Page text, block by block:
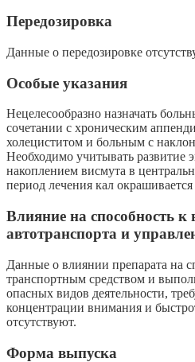
Передозировка
Данные о передозировке
Особые указания
Нецелесообразно назначать
сочетании с хроническим
холециститом и больным с
Необходимо учитывать развитие
накоплением висмута в
период лечения кал
Влияние на способность
автотранспорта и
Данные о влиянии препарата на
транспортным средством и
опасных видов деятельности,
концентрации внимания и
отсутствуют.
Форма выпуска